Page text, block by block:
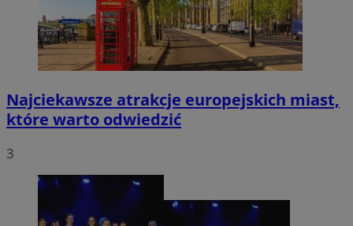
Najciekawsze atrakcje europejskich miast,
które warto odwiedzić
3